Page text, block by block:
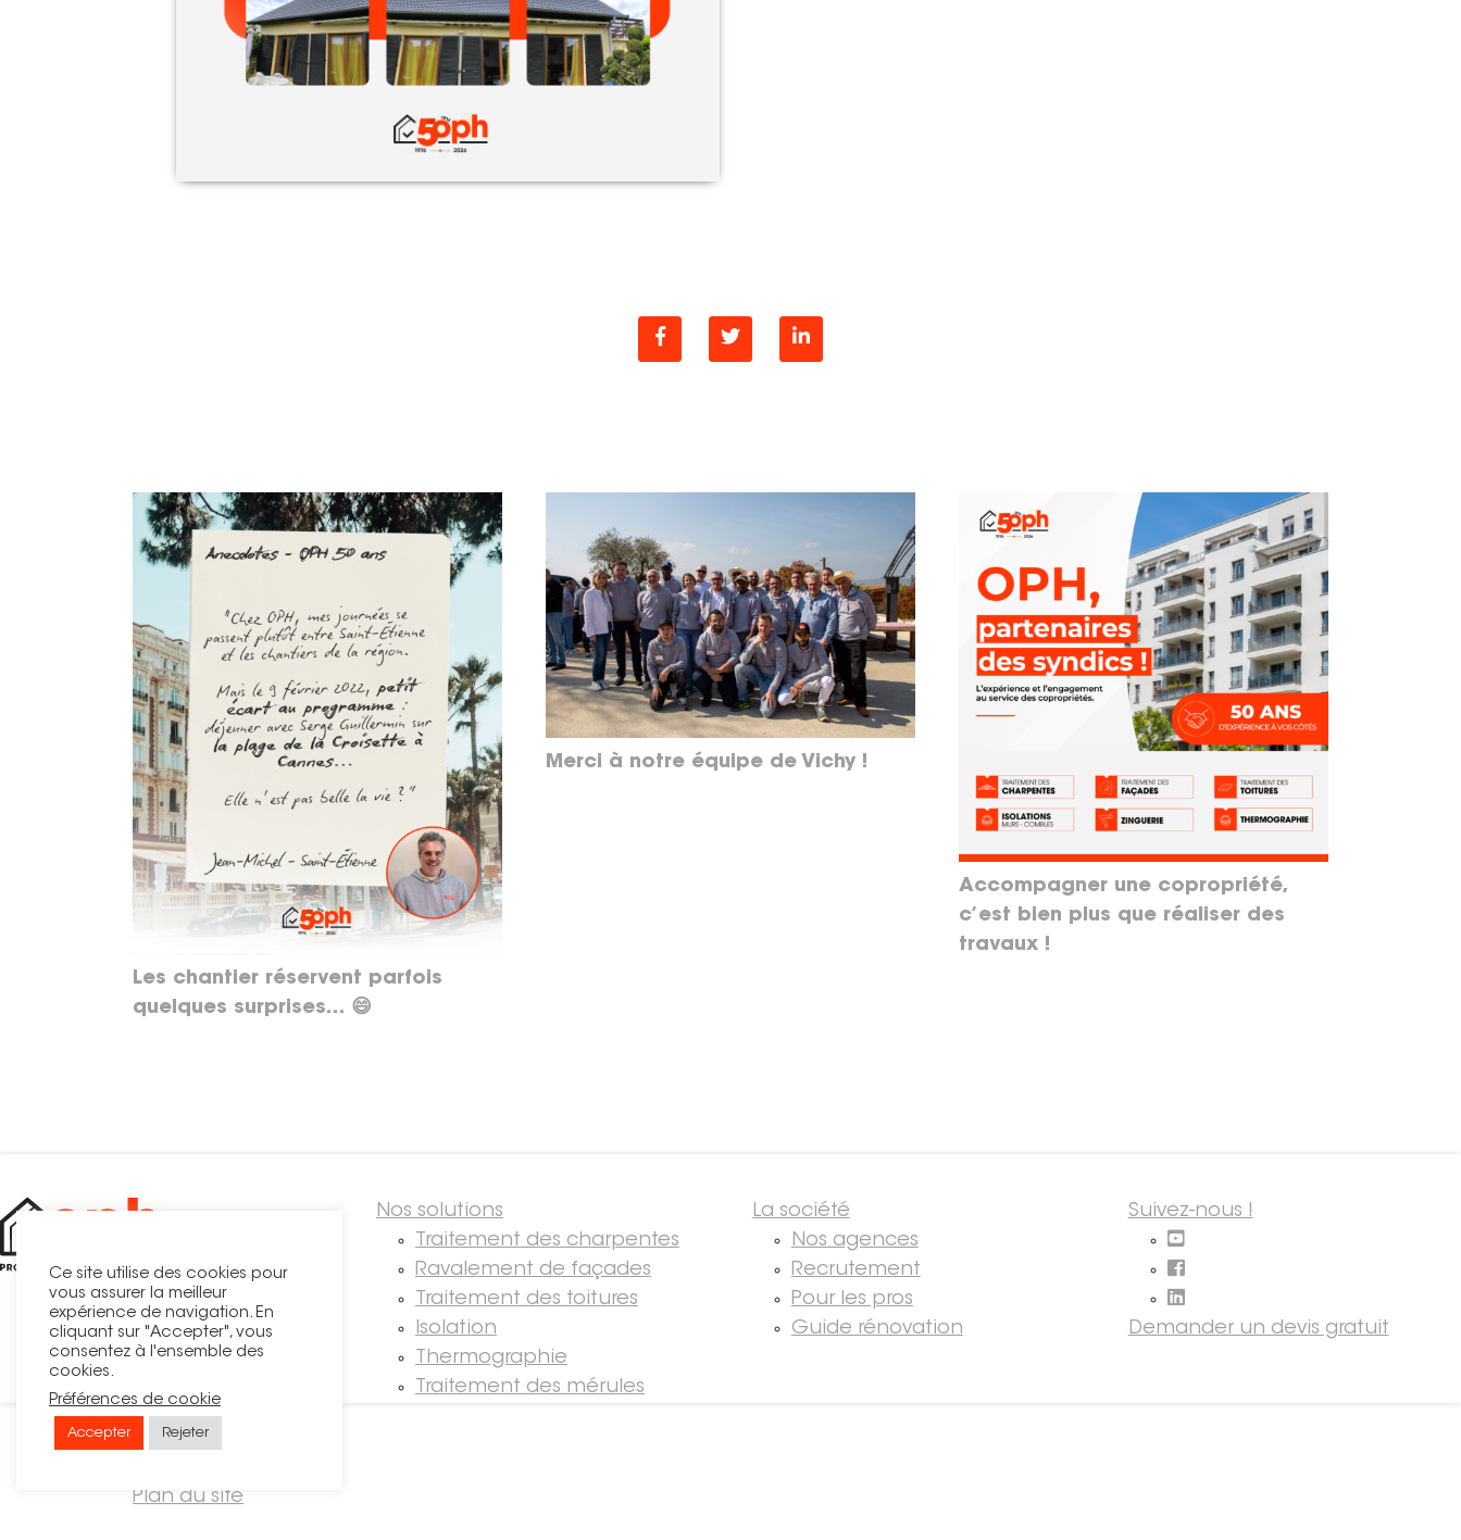
Les chantier réservent parfois
quelques surprises… 😄
Merci à notre équipe de Vichy !
Accompagner une copropriété,
c’est bien plus que réaliser des
travaux !
Nos solutions
Traitement des charpentes
Ravalement de façades
Traitement des toitures
Isolation
Thermographie
Traitement des mérules
La société
Nos agences
Recrutement
Pour les pros
Guide rénovation
Suivez-nous !
Demander un devis gratuit
© OPH
Plan du site
Ce site utilise des cookies pour
vous assurer la meilleur
expérience de navigation. En
cliquant sur "Accepter", vous
consentez à l'ensemble des
cookies.
Préférences de cookie
Accepter Rejeter